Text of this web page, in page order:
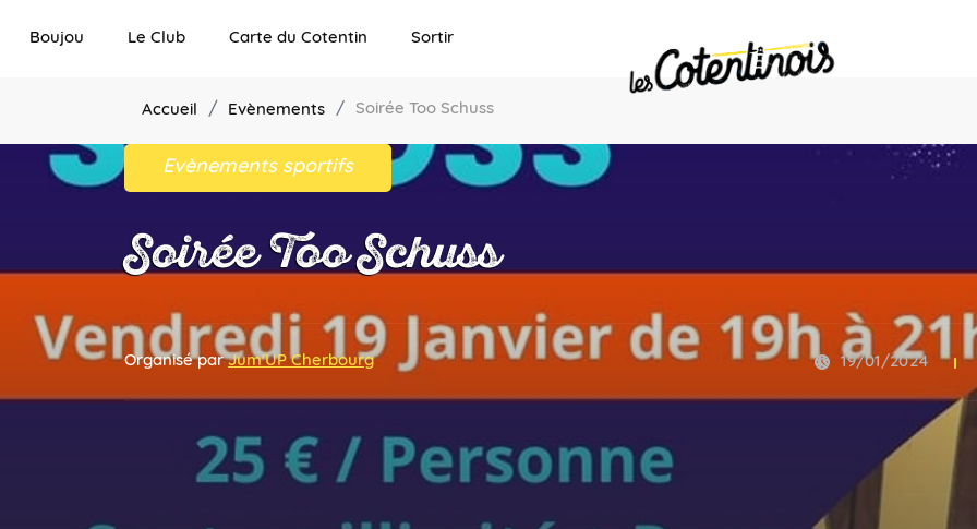
Boujou Le Club Carte du Cotentin Sortir
Accueil Evènements Soirée Too Schuss
Evènements sportifs
Soirée Too Schuss
Organisé parJum'UP Cherbourg 19/01/2024